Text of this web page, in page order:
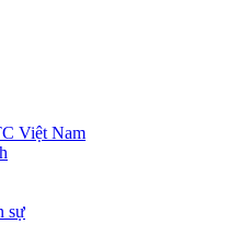
Việt Nam
sự